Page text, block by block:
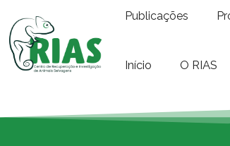
Publicações
Início O RIAS